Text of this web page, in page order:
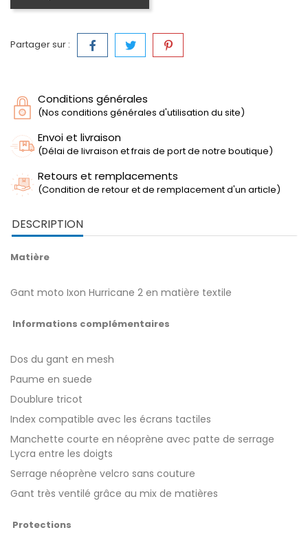
Partager sur :
Conditions générales
(Nos conditions générales d'utilisation du site)
Envoi et livraison
(Délai de livraison et frais de port de notre boutique)
Retours et remplacements
(Condition de retour et de remplacement d'un article)
DESCRIPTION
Matière
Gant moto Ixon Hurricane 2 en matière textile
Informations complémentaires
Dos du gant en mesh
Paume en suede
Doublure tricot
Index compatible avec les écrans tactiles
Manchette courte en néoprène avec patte de serrage
Lycra entre les doigts
Serrage néoprène velcro sans couture
Gant très ventilé grâce au mix de matières
Protections